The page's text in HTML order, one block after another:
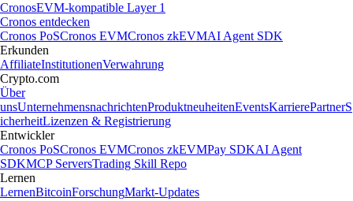
CronosEVM-kompatible Layer 1
Cronos entdecken
Cronos PoSCronos EVMCronos zkEVMAI Agent SDK
Erkunden
AffiliateInstitutionenVerwahrung
Crypto.com
Über
unsUnternehmensnachrichtenProduktneuheitenEventsKarrierePartnerS
icherheitLizenzen & Registrierung
Entwickler
Cronos PoSCronos EVMCronos zkEVMPay SDKAI Agent
SDKMCP ServersTrading Skill Repo
Lernen
LernenBitcoinForschungMarkt-Updates